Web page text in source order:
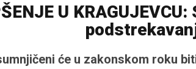
U
će u zakonskom roku